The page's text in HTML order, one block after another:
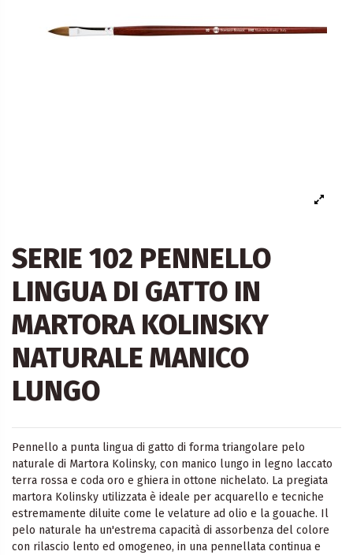
SERIE 102 PENNELLO
LINGUA DI GATTO IN
MARTORA KOLINSKY
NATURALE MANICO
LUNGO
Pennello a punta lingua di gatto di forma triangolare pelo
naturale di Martora Kolinsky, con manico lungo in legno laccato
terra rossa e coda oro e ghiera in ottone nichelato. La pregiata
martora Kolinsky utilizzata è ideale per acquarello e tecniche
estremamente diluite come le velature ad olio e la gouache. Il
pelo naturale ha un'estrema capacità di assorbenza del colore
con rilascio lento ed omogeneo, in una pennellata continua e